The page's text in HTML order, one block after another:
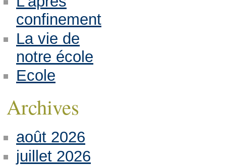
confinement
La vie de
notre école
Ecole
Archives
août 2026
juillet 2026